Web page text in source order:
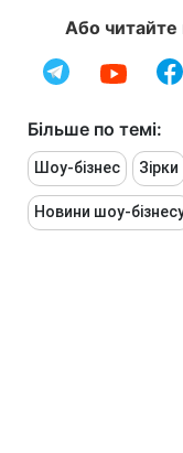
Або читайте
Більше по темі:
Шоу-бізнес Зірки
Новини шоу-